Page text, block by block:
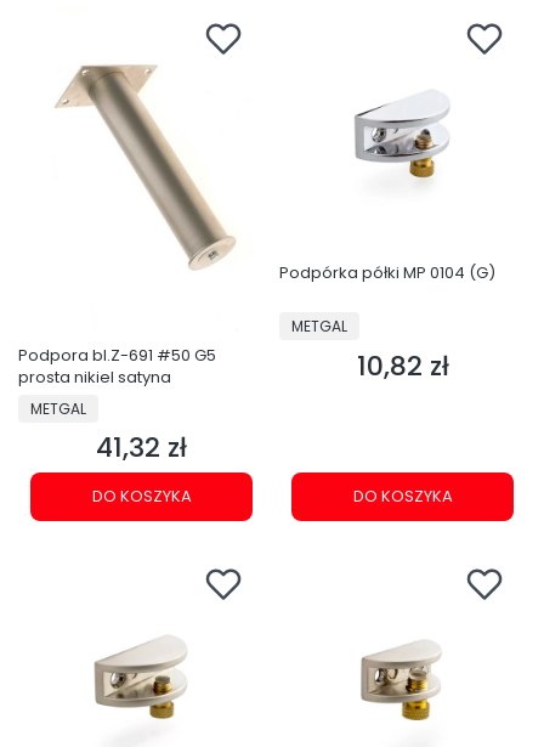
Podpora bl.Z-691 #50 G5
prosta nikiel satyna
PRODUCENT
METGAL
Cena
41,32 zł
DO KOSZYKA
Podpórka półki MP 0104 (G)
PRODUCENT
METGAL
Cena
10,82 zł
DO KOSZYKA